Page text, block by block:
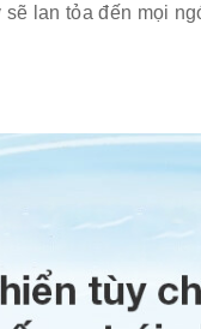
lan tỏa đến mọi